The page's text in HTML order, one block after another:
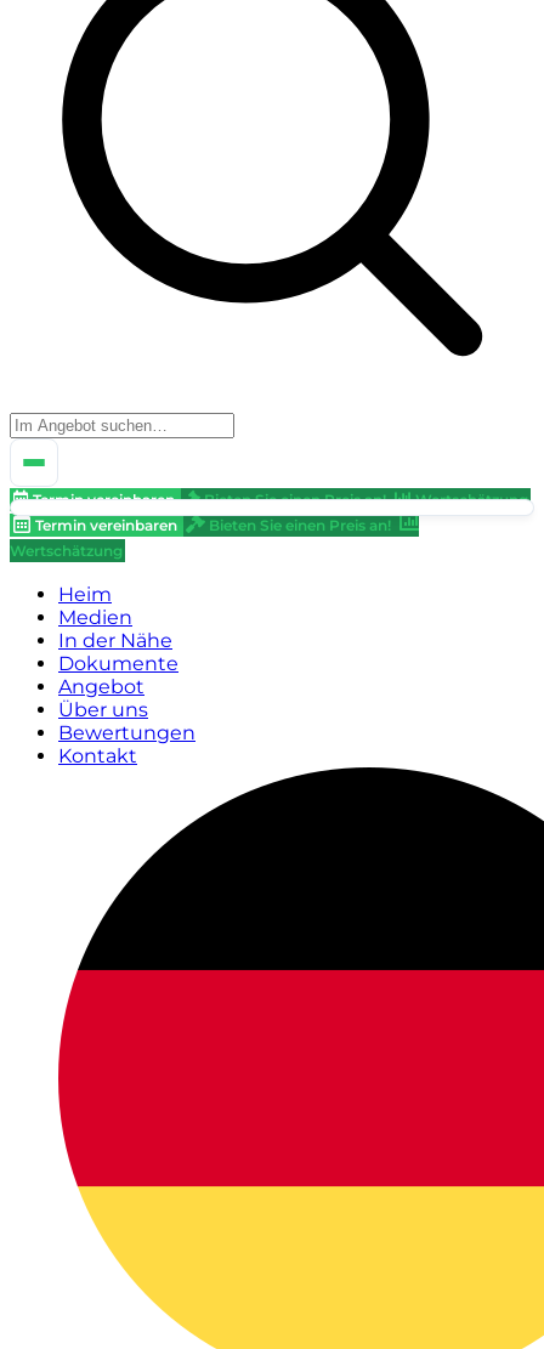
Termin vereinbaren Bieten Sie einen Preis an!
Wertschätzung
Termin vereinbaren
Bieten Sie einen Preis an!
Wertschätzung
Heim
Medien
In der Nähe
Dokumente
Angebot
Über uns
Bewertungen
Kontakt